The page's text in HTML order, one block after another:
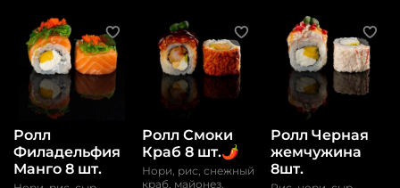
Ролл
Филадельфия
Манго 8 шт.
Ролл Смоки
Краб 8 шт.🌶️
Нори, рис, снежный
краб, майонез,
Ролл Черная
жемчужина
8шт.